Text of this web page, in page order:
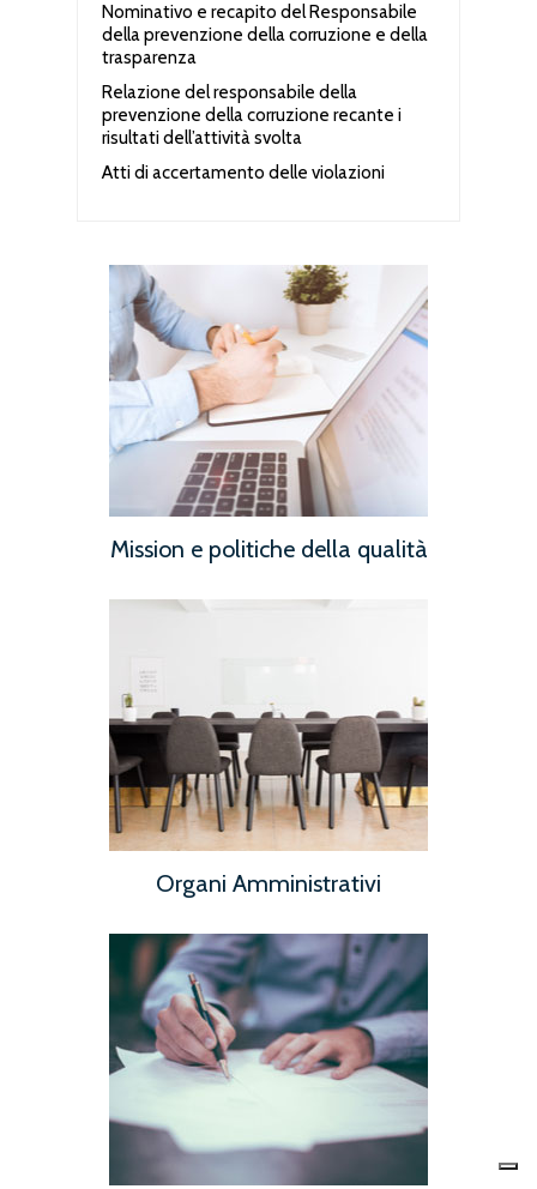
Nominativo e recapito del Responsabile
della prevenzione della corruzione e della
trasparenza
Relazione del responsabile della
prevenzione della corruzione recante i
risultati dell’attività svolta
Atti di accertamento delle violazioni
Mission e politiche della qualità
Organi Amministrativi